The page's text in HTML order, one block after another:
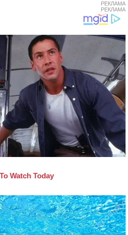
РЕКЛАМА
РЕКЛАМА